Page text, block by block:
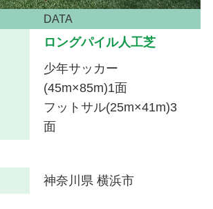
DATA
ロングパイル人工芝
少年サッカー
(45m×85m)1面
フットサル(25m×41m)3
面
神奈川県 横浜市